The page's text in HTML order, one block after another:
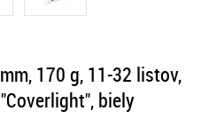
170 g, 11-32 listov,
biely